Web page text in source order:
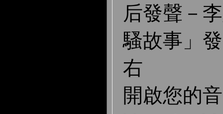
后發聲－
騷故事」
右
開啟您的